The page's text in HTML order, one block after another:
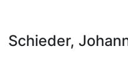
Schieder,